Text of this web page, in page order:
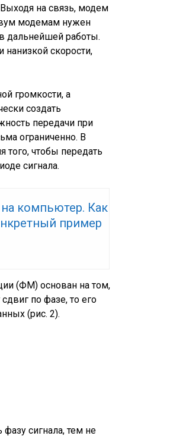
на связь, модем
модемам нужен
дальнейшей работы.
скорости,
громкости, а
создать
передачи при
ограниченно. В
чтобы передать
сигнала.
компьютер. Как
пример
(ФМ) основан на том,
по фазе, то его
(рис. 2).
фазу сигнала, тем не